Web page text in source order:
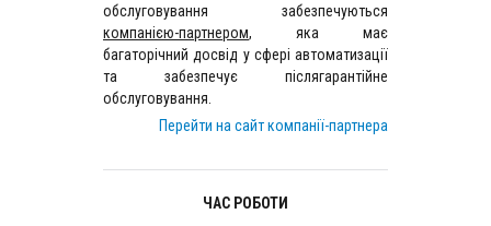
обслуговування забезпечуються
компанією-партнером, яка має
багаторічний досвід у сфері автоматизації
та забезпечує післягарантійне
обслуговування.
Перейти на сайт компанії-партнера
ЧАС РОБОТИ